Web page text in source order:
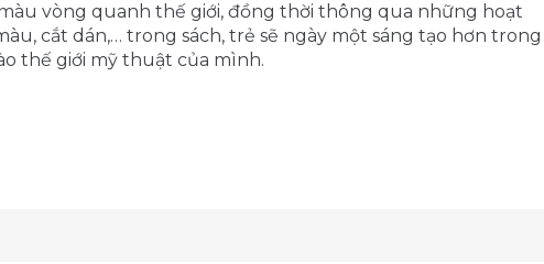
vòng quanh thế giới, đồng thời thông qua những hoạt
cắt dán,… trong sách, trẻ sẽ ngày một sáng tạo hơn trong
thế giới mỹ thuật của mình.